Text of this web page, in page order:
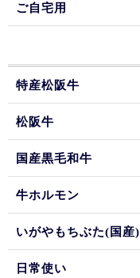
ご自宅用
特産松阪牛
松阪牛
国産黒毛和牛
牛ホルモン
いがやもちぶた(国産)
日常使い